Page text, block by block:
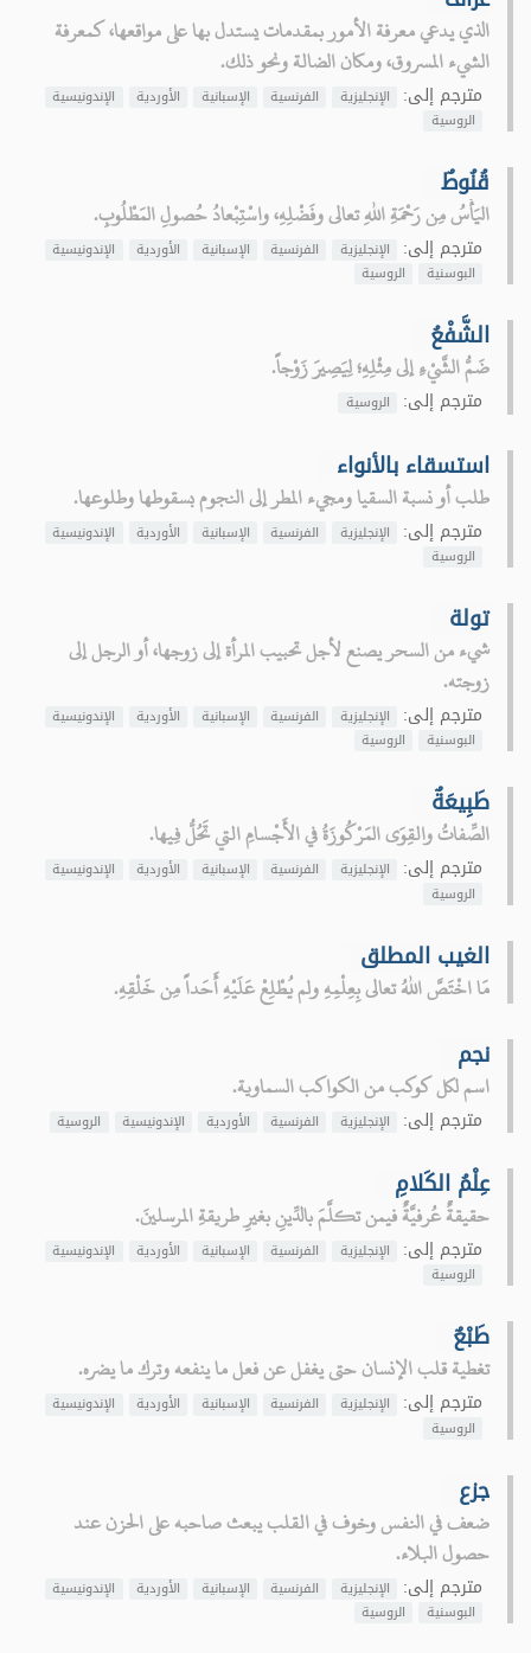
الذي يدعي معرفة الأمور بمقدمات يستدل بها على مواقعها، كمعرفة
الشيء المسروق، ومكان الضالة ونحو ذلك.
مترجم إلى: الإنجليزية الفرنسية الإسبانية الأوردية
الإندونيسية
الروسية
قُنُوطٌ
اليَأْسُ مِن رَحْمَةِ اللهِ تعالى وفَضْلِهِ، واسْتِبْعادُ حُصولِ المَطْلُوبِ.
مترجم إلى: الإنجليزية الفرنسية الإسبانية الأوردية
الإندونيسية
البوسنية
الروسية
الشَّفْعُ
ضَمُّ الشَّيْءِ إلى مِثْلِهِ؛ لِيَصِيرَ زَوْجاً.
مترجم إلى: الروسية
استسقاء بالأنواء
طلب أو نسبة السقيا ومجيء المطر إلى النجوم بسقوطها وطلوعها.
مترجم إلى: الإنجليزية الفرنسية الإسبانية الأوردية
الإندونيسية
الروسية
تولة
شيء من السحر يصنع لأجل تحبيب المرأة إلى زوجها، أو الرجل إلى
زوجته.
مترجم إلى: الإنجليزية الفرنسية الإسبانية الأوردية
الإندونيسية
البوسنية
الروسية
طَبِيعَةٌ
الصِّفاتُ والقِوَى المَرْكُوزَةُ في الأَجْسامِ التي تَحُلُّ فِيها.
مترجم إلى: الإنجليزية الفرنسية الإسبانية الأوردية
الإندونيسية
الروسية
الغيب المطلق
مَا اخْتَصَّ اللهُ تعالى بِعِلْمِهِ ولم يُطْلِعْ عَلَيْهِ أَحَداً مِن خَلْقِهِ.
نجم
اسم لكل كوكب من الكواكب السماوية.
مترجم إلى: الإنجليزية الفرنسية الأوردية الإندونيسية الروسية
عِلْمُ الكَلامِ
حقيقةٌ عُرفيَّةٌ فيمن تكلَّمَ بالدِّينِ بغيرِ طريقةِ المرسلينَ.
مترجم إلى: الإنجليزية الفرنسية الإسبانية الأوردية
الإندونيسية
الروسية
طَبْعٌ
تغطية قلب الإنسان حتى يغفل عن فعل ما ينفعه وترك ما يضره.
مترجم إلى: الإنجليزية الفرنسية الإسبانية الأوردية
الإندونيسية
الروسية
جزع
ضعف في النفس وخوف في القلب يبعث صاحبه على الحزن عند
حصول البلاء.
مترجم إلى: الإنجليزية الفرنسية الإسبانية الأوردية
الإندونيسية
البوسنية
الروسية